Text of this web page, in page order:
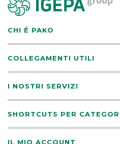
CHI É PAKO
COLLEGAMENTI UTILI
I NOSTRI SERVIZI
SHORTCUTS PER
IL MIO ACCOUNT